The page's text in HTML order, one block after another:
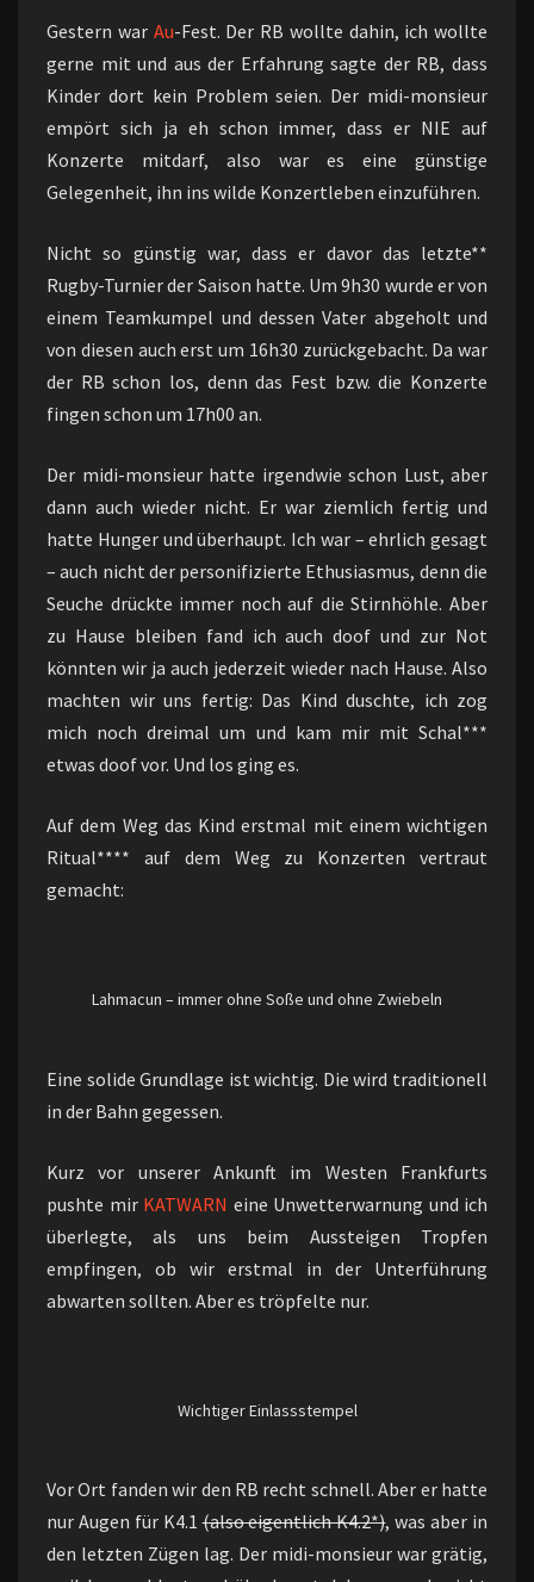
Gestern war Au-Fest. Der RB wollte dahin, ich wollte
gerne mit und aus der Erfahrung sagte der RB, dass
Kinder dort kein Problem seien. Der midi-monsieur
empört sich ja eh schon immer, dass er NIE auf
Konzerte mitdarf, also war es eine günstige
Gelegenheit, ihn ins wilde Konzertleben einzuführen.
Nicht so günstig war, dass er davor das letzte**
Rugby-Turnier der Saison hatte. Um 9h30 wurde er von
einem Teamkumpel und dessen Vater abgeholt und
von diesen auch erst um 16h30 zurückgebacht. Da war
der RB schon los, denn das Fest bzw. die Konzerte
fingen schon um 17h00 an.
Der midi-monsieur hatte irgendwie schon Lust, aber
dann auch wieder nicht. Er war ziemlich fertig und
hatte Hunger und überhaupt. Ich war – ehrlich gesagt
– auch nicht der personifizierte Ethusiasmus, denn die
Seuche drückte immer noch auf die Stirnhöhle. Aber
zu Hause bleiben fand ich auch doof und zur Not
könnten wir ja auch jederzeit wieder nach Hause. Also
machten wir uns fertig: Das Kind duschte, ich zog
mich noch dreimal um und kam mir mit Schal***
etwas doof vor. Und los ging es.
Auf dem Weg das Kind erstmal mit einem wichtigen
Ritual**** auf dem Weg zu Konzerten vertraut
gemacht:
Lahmacun – immer ohne Soße und ohne Zwiebeln
Eine solide Grundlage ist wichtig. Die wird traditionell
in der Bahn gegessen.
Kurz vor unserer Ankunft im Westen Frankfurts
pushte mir KATWARN eine Unwetterwarnung und ich
überlegte, als uns beim Aussteigen Tropfen
empfingen, ob wir erstmal in der Unterführung
abwarten sollten. Aber es tröpfelte nur.
Wichtiger Einlassstempel
Vor Ort fanden wir den RB recht schnell. Aber er hatte
nur Augen für K4.1(also eigentlich K4.2*), was aber in
den letzten Zügen lag. Der midi-monsieur war grätig,